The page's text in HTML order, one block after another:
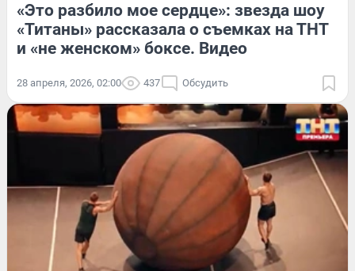
«Это разбило мое сердце»: звезда шоу
«Титаны» рассказала о съемках на ТНТ
и «не женском» боксе. Видео
28 апреля, 2026, 02:00 437 Обсудить